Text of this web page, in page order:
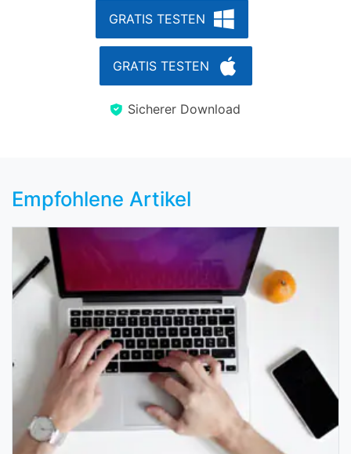
GRATIS TESTEN
GRATIS TESTEN
Sicherer Download
Empfohlene Artikel